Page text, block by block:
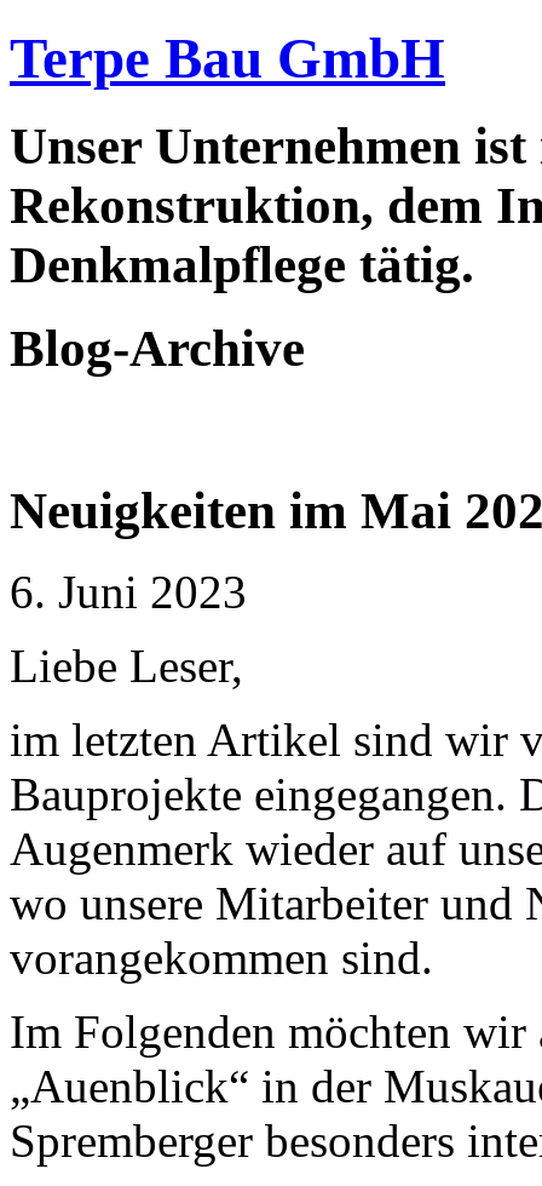
Terpe Bau GmbH
Unser Unternehmen
Rekonstruktion, dem
Denkmalpflege tätig.
Blog-Archive
Neuigkeiten im Mai
6. Juni 2023
Liebe Leser,
im letzten Artikel sind wir
Bauprojekte eingegangen.
Augenmerk wieder auf
wo unsere Mitarbeiter und
vorangekommen sind.
Im Folgenden möchten wir
„Auenblick“ in der
Spremberger besonders